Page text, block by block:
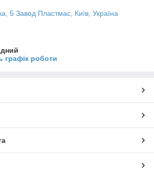
5 Завод Пластмас, Київ, Україна
графік роботи